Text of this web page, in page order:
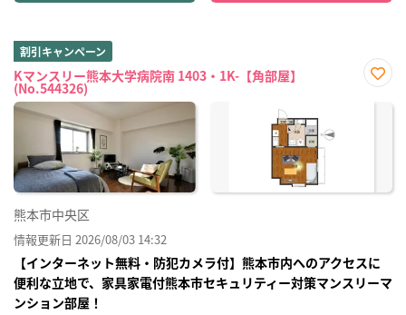
割引キャンペーン
Kマンスリー熊本大学病院南 1403・1K-【角部屋】
(No.544326)
に入
熊本市中央区
情報更新日 2026/08/03 14:32
【インターネット無料・防犯カメラ付】熊本市内へのアクセスに
便利な立地で、家具家電付熊本市セキュリティー対策マンスリーマ
ンション部屋！